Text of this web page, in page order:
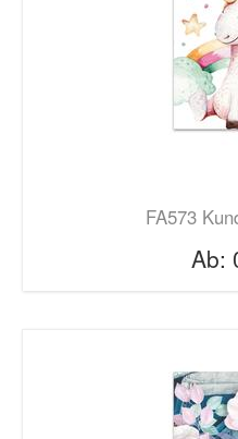
FA573
Ab: